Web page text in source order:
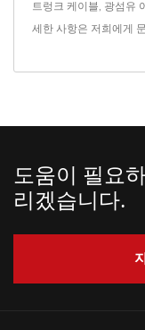
트렁크 케이블 광섬유
세한 사항은 저희에게
도움이 필요
리겠습니다.